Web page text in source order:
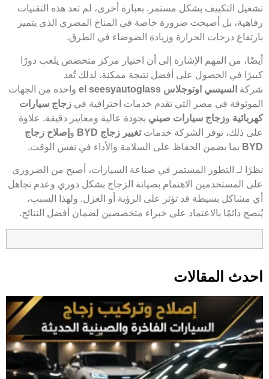
تشغيل التكييف بشكل مستمر. بعبارة أخرى، لم تعد هذه التقنيات
رفاهية، بل أصبحت ضرورة خاصة في المناخ المصري الذي يتميز
بارتفاع درجات الحرارة وزيادة الضوضاء في الطرق.
أيضًا، من المهم الإشارة إلى أن اختيار مركز متخصص يلعب دورًا
كبيرًا في الحصول على أفضل نتيجة ممكنة. لذلك تُعد
شركة السيسي اوتوجلاس el seesyautoglass
واحدة من الجهات
الموثوقة في مصر التي تقدم خدمات احترافية في زجاج سيارات
كهربائية وزجاج سيارات صيني بجودة عالية ومعايير دقيقة. علاوة
على ذلك، توفر الشركة خدماتتغيير زجاج BYD و إصلاح زجاج
BYD بما يضمن الحفاظ على السلامة والأداء في نفس الوقت.
نظرًا لـ التطور المستمر في صناعة السيارات، أصبح من الضروري
على المستخدمين الاهتمام بصيانة الزجاج بشكل دوري وعدم تجاهل
أي مشاكل بسيطة قد تؤثر على الرؤية أو العزل. ولهذا السبب،
يُنصح دائمًا بالاعتماد على خبراء متخصصين لضمان أفضل النتائج.
احدث المقالات